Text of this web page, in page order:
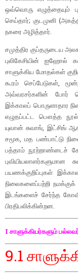
ஒவ்வொரு எழுத்தையும்
செய்தார்; குடமுனி
நகரை அழித்தார்.
சமுத்திர குப்தருடைய
புலிகேசியின் ஐஹோல்
சாளுக்கிய மோதல்கள்
கூரம் செப்பேடுகள்,
அவ்வரசர்களின் போர்
இக்காலப் பொருளாதார
எழுதப்பட்ட பௌத்த
யுவான் சுவாங், இட்சிங்
சமூக, மத பண்பாட்டு
பத்தாம் நூற்றாண்டைச்
பயணக்குறிப்புகள்
நிலைகளைப்பற்றி
இடங்களைச் சேர்ந்த
பிரதிபலிக்கின்றன.
I சாளுக்கியர்களும்
9.1